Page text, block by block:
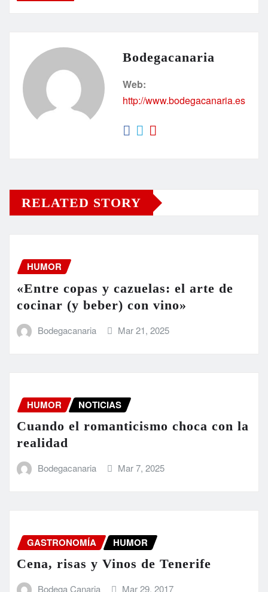
Bodegacanaria
Web:
http://www.bodegacanaria.es
RELATED STORY
HUMOR
«Entre copas y cazuelas: el arte de
cocinar (y beber) con vino»
Bodegacanaria Mar 21, 2025
HUMOR NOTICIAS
Cuando el romanticismo choca con la
realidad
Bodegacanaria Mar 7, 2025
GASTRONOMÍA HUMOR
Cena, risas y Vinos de Tenerife
Bodega Canaria Mar 29, 2017